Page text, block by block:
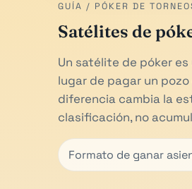
GUÍA / PÓKER DE
Satélites de
Un satélite de póker
lugar de pagar un
diferencia cambia la
clasificación, no
Formato de ganar